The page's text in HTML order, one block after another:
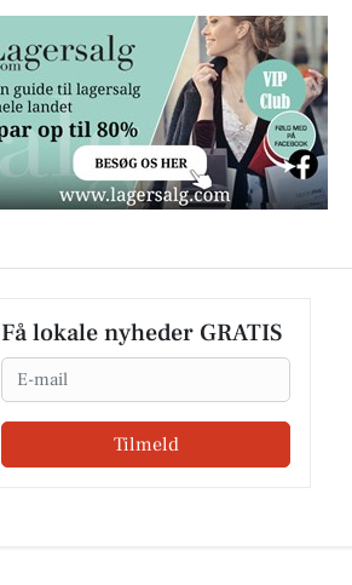
Få lokale nyheder GRATIS
Email
Tilmeld